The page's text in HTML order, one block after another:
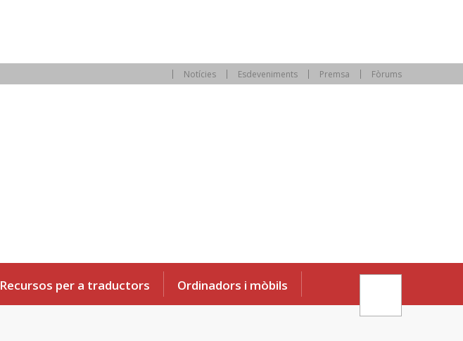
Notícies Esdeveniments Premsa Fòrums
Recursos per a traductors Ordinadors i mòbils